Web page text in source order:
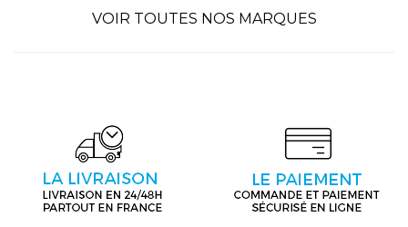
VOIR TOUTES NOS MARQUES